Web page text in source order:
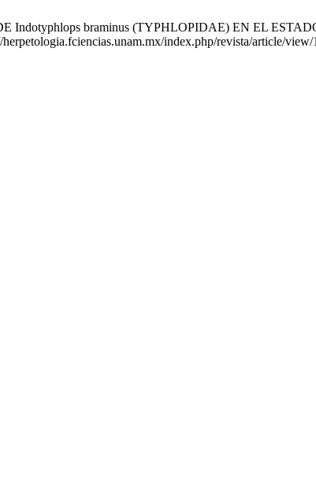
Indotyphlops braminus (TYPHLOPIDAE) EN EL
index.php/revista/article/view/